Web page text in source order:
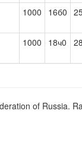
1000 16б0
1000 18ч0
of Russia.